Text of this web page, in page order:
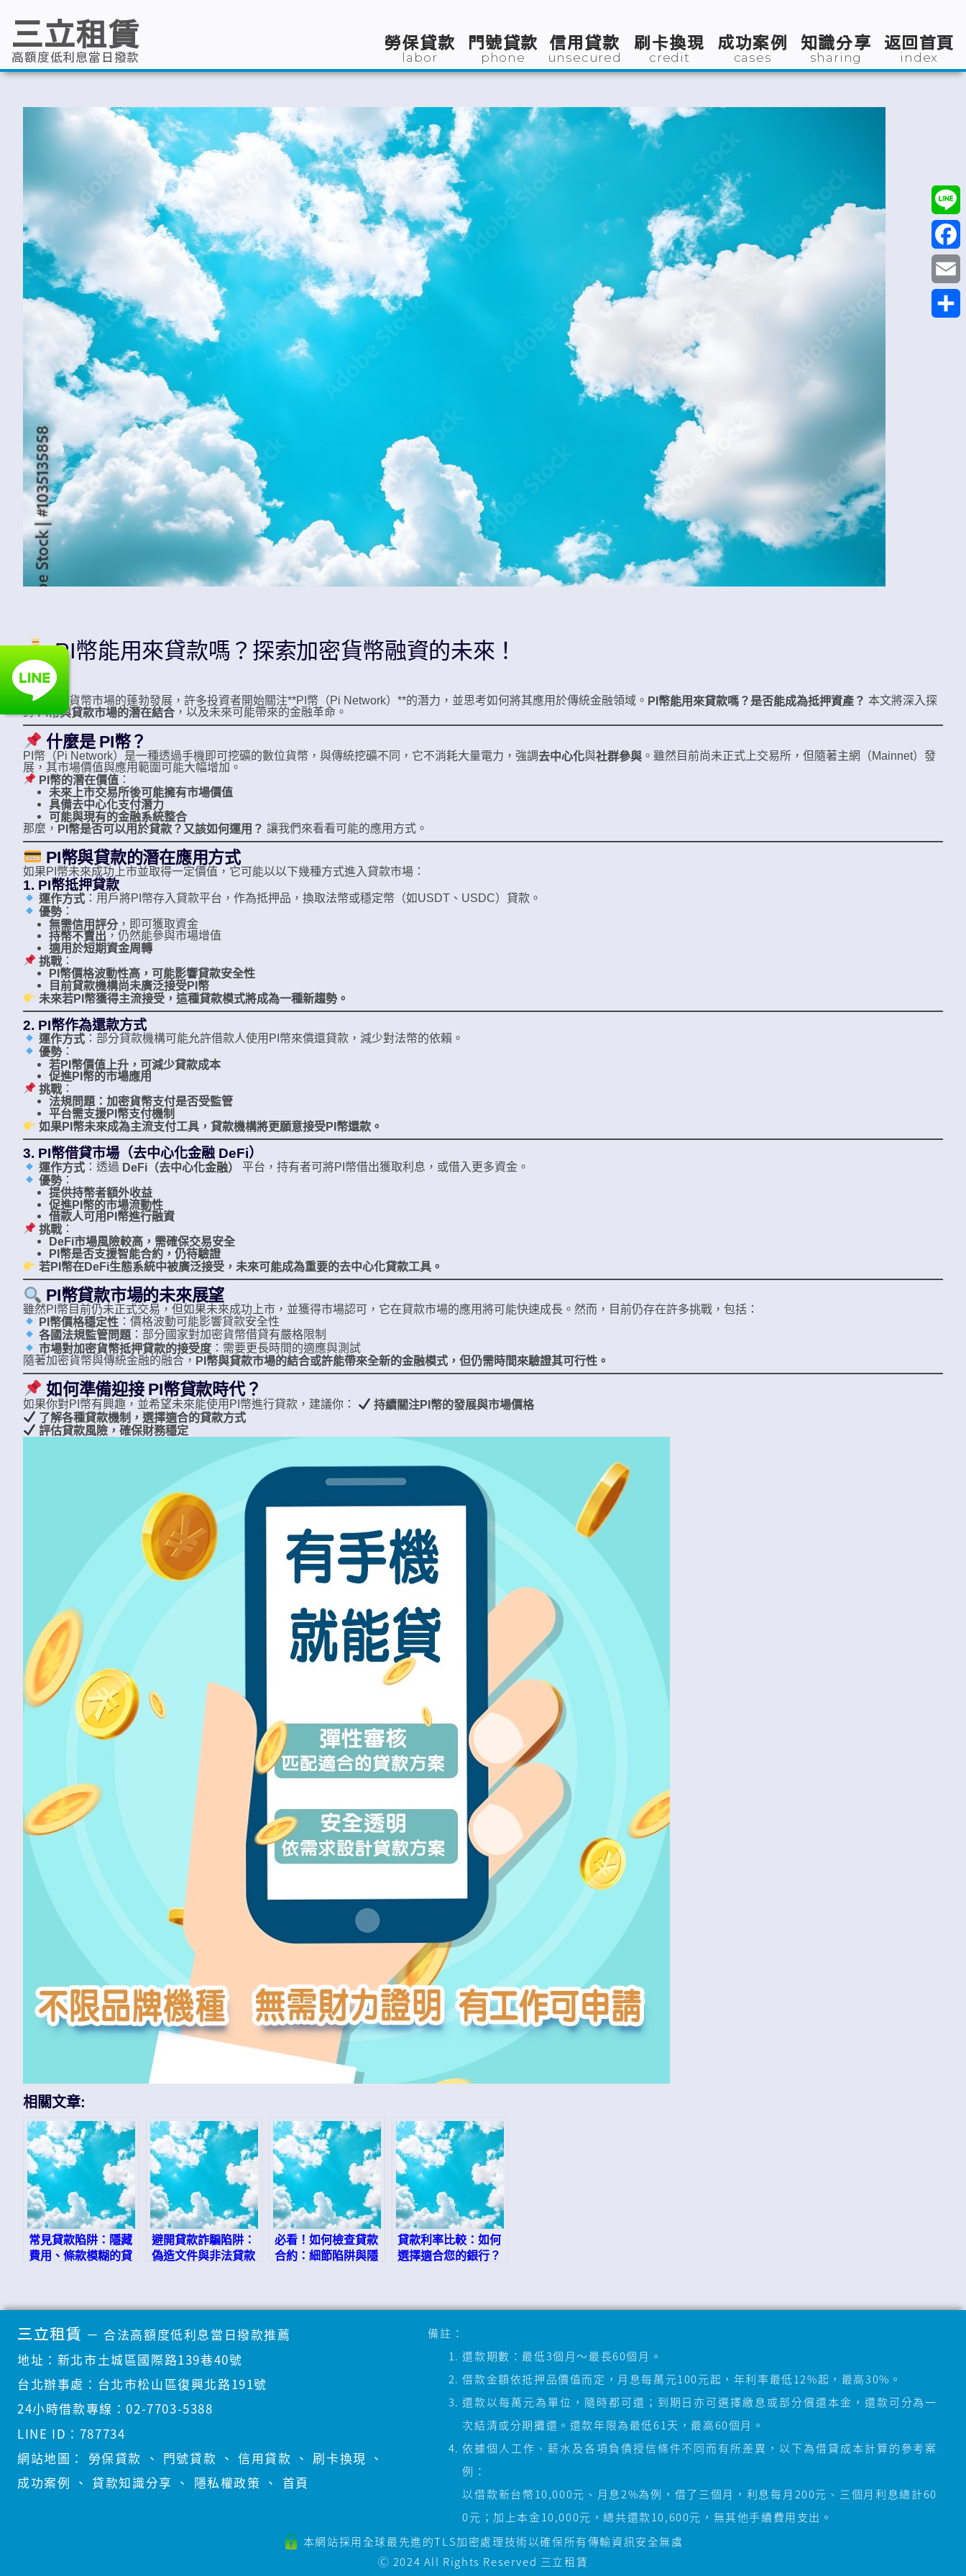
三立租賃
高額度低利息當日撥款
勞保貸款
labor
門號貸款
phone
信用貸款
unsecured
刷卡換現
credit
成功案例
cases
知識分享
sharing
返回首頁
index
PI幣能用來貸款嗎？探索加密貨幣融資的未來！
隨著加密貨幣市場的蓬勃發展，許多投資者開始關注**PI幣（Pi Network）**的潛力，並思考如何將其應用於傳統金融領域。 PI幣能用來貸款嗎？是否能成為抵押資產？ 本文將深入探
討PI幣與貸款市場的潛在結合 ，以及未來可能帶來的金融革命。
什麼是 PI幣？
PI幣（Pi Network）是一種透過手機即可挖礦的數位貨幣，與傳統挖礦不同，它不消耗大量電力，強調去中心化與社群參與 。雖然目前尚未正式上交易所，但隨著主網（Mainnet）發
展，其市場價值與應用範圍可能大幅增加。
PI幣的潛在價值 ：
未來上市交易所後可能擁有市場價值
具備去中心化支付潛力
可能與現有的金融系統整合
那麼， PI幣是否可以用於貸款？又該如何運用？ 讓我們來看看可能的應用方式。
PI幣與貸款的潛在應用方式
如果PI幣未來成功上市並取得一定價值，它可能以以下幾種方式進入貸款市場：
1. PI幣抵押貸款
運作方式 ：用戶將PI幣存入貸款平台，作為抵押品，換取法幣或穩定幣（如USDT、USDC）貸款。
優勢：
無需信用評分，即可獲取資金
持幣不賣出 ，仍然能參與市場增值
適用於短期資金周轉
挑戰 ：
PI幣價格波動性高，可能影響貸款安全性
目前貸款機構尚未廣泛接受PI幣
未來若PI幣獲得主流接受，這種貸款模式將成為一種新趨勢。
2. PI幣作為還款方式
運作方式 ：部分貸款機構可能允許借款人使用PI幣來償還貸款，減少對法幣的依賴。
優勢：
若PI幣價值上升，可減少貸款成本
促進PI幣的市場應用
挑戰：
法規問題：加密貨幣支付是否受監管
平台需支援PI幣支付機制
如果PI幣未來成為主流支付工具，貸款機構將更願意接受PI幣還款。
3. PI幣借貸市場（去中心化金融 DeFi）
運作方式 ：透過 DeFi（去中心化金融）
平台，持有者可將PI幣借出獲取利息，或借入更多資金。
優勢：
提供持幣者額外收益
促進PI幣的市場流動性
借款人可用PI幣進行融資
挑戰：
DeFi市場風險較高，需確保交易安全
PI幣是否支援智能合約，仍待驗證
若PI幣在DeFi生態系統中被廣泛接受，未來可能成為重要的去中心化貸款工具。
PI幣貸款市場的未來展望
雖然PI幣目前仍未正式交易，但如果未來成功上市，並獲得市場認可，它在貸款市場的應用將可能快速成長。然而，目前仍存在許多挑戰，包括：
PI幣價格穩定性 ：價格波動可能影響貸款安全性
各國法規監管問題 ：部分國家對加密貨幣借貸有嚴格限制
市場對加密貨幣抵押貸款的接受度 ：需要更長時間的適應與測試
隨著加密貨幣與傳統金融的融合， PI幣與貸款市場的結合或許能帶來全新的金融模式，但仍需時間來驗證其可行性。
如何準備迎接 PI幣貸款時代？
如果你對PI幣有興趣，並希望未來能使用PI幣進行貸款，建議你：
持續關注PI幣的發展與市場價格
了解各種貸款機制，選擇適合的貸款方式
評估貸款風險，確保財務穩定
相關文章:
常見貸款陷阱：隱藏
費用、條款模糊的貸
避開貸款詐騙陷阱：
偽造文件與非法貸款
必看！如何檢查貸款
合約：細節陷阱與隱
貸款利率比較：如何
選擇適合您的銀行？
Line
Email
三立租賃 － 合法高額度低利息當日撥款推薦
地址： 新北市土城區國際路139巷40號
台北辦事處： 台北市松山區復興北路191號
24小時借款專線：02-7703-5388
LINE ID： 787734
網站地圖：
勞保貸款 、 門號貸款 、 信用貸款 、 刷卡換現 、
成功案例 、 貸款知識分享 、 隱私權政策 、 首頁
備註：
還款期數：最低3個月～最長60個月。
借款金額依抵押品價值而定，月息每萬元100元起，年利率最低12%起，最高30%。
還款以每萬元為單位，隨時都可還；到期日亦可選擇繳息或部分償還本金，還款可分為一
次結清或分期攤還。還款年限為最低61天，最高60個月。
依據個人工作、薪水及各項負債授信條件不同而有所差異，以下為借貸成本計算的參考案
例：
以借款新台幣10,000元、月息2%為例，借了三個月，利息每月200元、三個月利息總計60
0元；加上本金10,000元，總共還款10,600元，無其他手續費用支出。
本網站採用全球最先進的TLS加密處理技術以確保所有傳輸資訊安全無虞
Ⓒ 2024 All Rights Reserved 三立租賃